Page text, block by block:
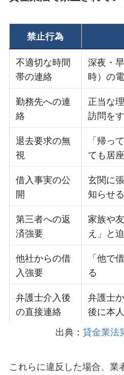
禁止行為
不適切な時間
帯の連絡
深夜・
時）の
勤務先への連
絡
正当な
訪問を
退去要求の無
視
「帰っ
ても居
借入事実の公
開
玄関に
知らせる
第三者への返
済強要
家族や
え」と
他社からの借
入強要
「他で
る
弁護士介入後
の直接連絡
弁護士
後に本
出典：貸金業法
これらに違反した場合、業